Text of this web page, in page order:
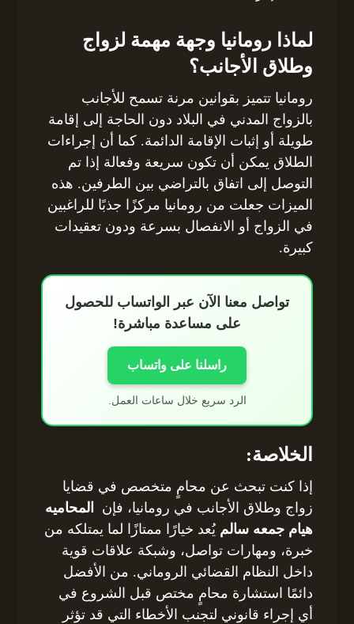
لماذا رومانيا وجهة مهمة لزواج
وطلاق الأجانب؟
رومانيا تتميز بقوانين مرنة تسمح للأجانب
بالزواج المدني في البلاد دون الحاجة إلى إقامة
طويلة أو إثبات الإقامة الدائمة. كما أن إجراءات
الطلاق يمكن أن تكون سريعة وفعالة إذا تم
التوصل إلى اتفاق بالتراضي بين الطرفين. هذه
الميزات جعلت من رومانيا مركزًا جذبًا للراغبين
في الزواج أو الانفصال بسرعة ودون تعقيدات
كبيرة.
تواصل معنا الآن عبر الواتساب للحصول
على مساعدة مباشرة!
راسلنا على واتساب
الرد سريع خلال ساعات العمل.
الخلاصة:
إذا كنت تبحث عن محامٍ متخصص في قضايا
زواج وطلاق الأجانب في رومانيا، فإن
المحاميه
هيام جمعه سالم يُعد خيارًا ممتازًا لما يمتلكه من
خبرة، ومهارات تواصل، وشبكة علاقات قوية
داخل النظام القضائي الروماني. من الأفضل
دائمًا استشارة محامٍ مختص قبل الشروع في
أي إجراء قانوني لتجنب الأخطاء التي قد تؤثر